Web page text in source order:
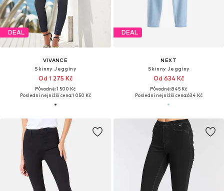
DEAL
VIVANCE
Skinny Jeggíny
Od 1 275 Kč
Původně: 1 500 Kč
Poslední nejnižší cena:1 050 Kč
DEAL
NEXT
Skinny Jeggíny
Od 634 Kč
Původně: 845 Kč
Poslední nejnižší cena:634 Kč